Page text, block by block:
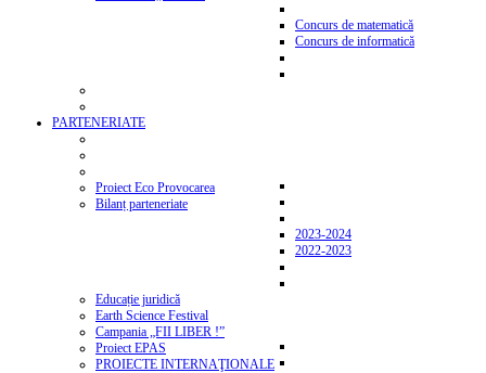
Concurs de matematică
Concurs de informatică
PARTENERIATE
Proiect Eco Provocarea
Bilanț parteneriate
2023-2024
2022-2023
Educație juridică
Earth Science Festival
Campania „FII LIBER !”
Proiect EPAS
PROIECTE INTERNAŢIONALE